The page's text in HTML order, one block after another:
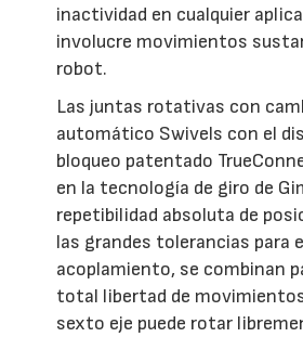
inactividad en cualquier
involucre movimientos
robot.
Las juntas rotativas con
automático Swivels con el
bloqueo patentado
en la tecnología de giro de
repetibilidad absoluta de
las grandes tolerancias para
acoplamiento, se combinan
total libertad de
sexto eje puede rotar